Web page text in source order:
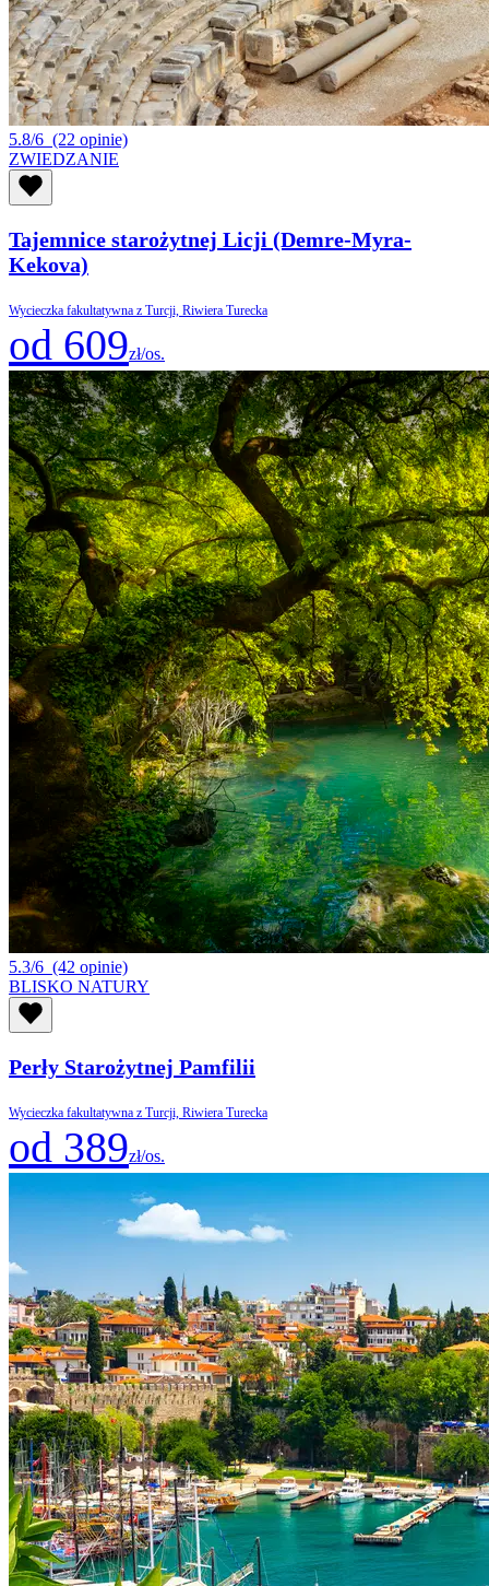
5.8/6 (22 opinie)
ZWIEDZANIE
Tajemnice starożytnej Licji (Demre-Myra-
Kekova)
Wycieczka fakultatywna z Turcji, Riwiera Turecka
od 609zł/os.
5.3/6 (42 opinie)
BLISKO NATURY
Perły Starożytnej Pamfilii
Wycieczka fakultatywna z Turcji, Riwiera Turecka
od 389zł/os.